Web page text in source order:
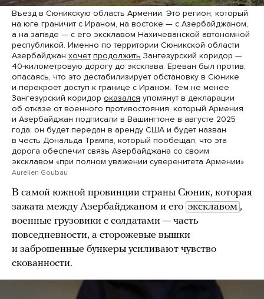
Въезд в Сюникскую область Армении. Это регион, который
на юге граничит с Ираном, на востоке — с Азербайджаном,
а на западе — с его эксклавом Нахичеванской автономной
республикой. Именно по территории Сюникской области
Азербайджан хочет продолжить Зангезурский коридор —
40-километровую дорогу до эксклава. Ереван был против,
опасаясь, что это дестабилизирует обстановку в Сюнике
и перекроет доступ к границе с Ираном. Тем не менее
Зангезурский коридор оказался упомянут в декларации
об отказе от военного противостояния, который Армения
и Азербайджан подписали в Вашингтоне в августе 2025
года: он будет передан в аренду США и будет назван
в честь Дональда Трампа, который пообещал, что эта
дорога обеспечит связь Азербайджана со своим
эксклавом «при полном уважении суверенитета Армении»
Aurelien Goubau
В самой южной провинции страны Сюник, которая
зажата между Азербайджаном и его эксклавом ,
военные грузовики с солдатами — часть
повседневности, а сторожевые вышки
и заброшенные бункеры усиливают чувство
скованности.